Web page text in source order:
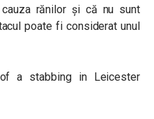
rănilor și că nu sunt
poate fi considerat unul
a stabbing in Leicester